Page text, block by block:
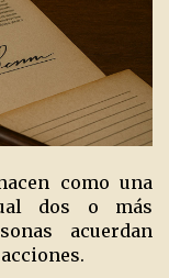
como una
dos o más
acuerdan